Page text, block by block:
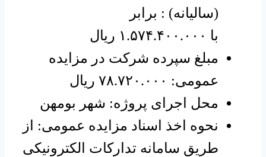
(سالیانه) : برابر
با ۱.۵۷۴.۴۰۰.۰۰۰ ریال
مبلغ سپرده شرکت در مزایده
عمومی: ۷۸.۷۲۰.۰۰۰ ریال
محل اجرای پروژه: شهر بومهن
نحوه اخذ اسناد مزایده عمومی: از
طریق سامانه تدارکات الکترونیکی